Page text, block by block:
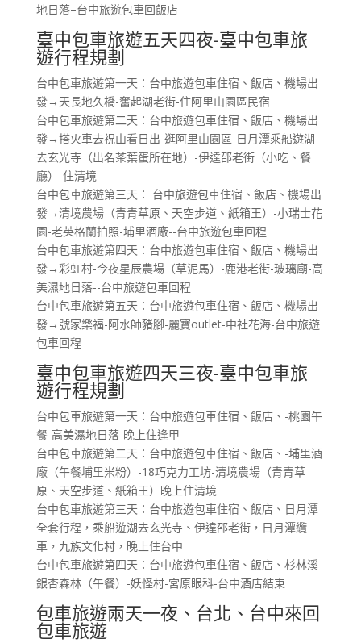
地日落–台中旅遊包車回飯店
臺中包車旅遊五天四夜-臺中包車旅
遊行程規劃
台中包車旅遊第一天：台中旅遊包車住宿、飯店、機場出
發→天長地久橋-奮起湖老街-住阿里山園區民宿
台中包車旅遊第二天：台中旅遊包車住宿、飯店、機場出
發→搭火車去祝山看日出-逛阿里山園區-日月潭乘船遊湖
去玄光寺（出名茶葉蛋所在地）-伊達邵老街（小吃、餐
廳）-住清境
台中包車旅遊第三天： 台中旅遊包車住宿、飯店、機場出
發→清境農場（青青草原、天空步道、紙箱王）-小瑞士花
園-老英格蘭拍照-埔里酒廠--台中旅遊包車回程
台中包車旅遊第四天：台中旅遊包車住宿、飯店、機場出
發→彩虹村-今夜星辰農場（草泥馬）-鹿港老街-玻璃廟-高
美濕地日落--台中旅遊包車回程
台中包車旅遊第五天：台中旅遊包車住宿、飯店、機場出
發→號家樂福-阿水師豬腳-麗寶outlet-中社花海-台中旅遊
包車回程
臺中包車旅遊四天三夜-臺中包車旅
遊行程規劃
台中包車旅遊第一天：台中旅遊包車住宿、飯店、-桃園午
餐-高美濕地日落-晚上住逢甲
台中包車旅遊第二天：台中旅遊包車住宿、飯店、-埔里酒
廠（午餐埔里米粉）-18巧克力工坊-清境農場（青青草
原、天空步道、紙箱王）晚上住清境
台中包車旅遊第三天：台中旅遊包車住宿、飯店、日月潭
全套行程，乘船遊湖去玄光寺、伊達邵老街，日月潭纜
車，九族文化村，晚上住台中
台中包車旅遊第四天：台中旅遊包車住宿、飯店、杉林溪-
銀杏森林（午餐）-妖怪村-宮原眼科-台中酒店結束
包車旅遊兩天一夜、台北、台中來回
包車旅遊